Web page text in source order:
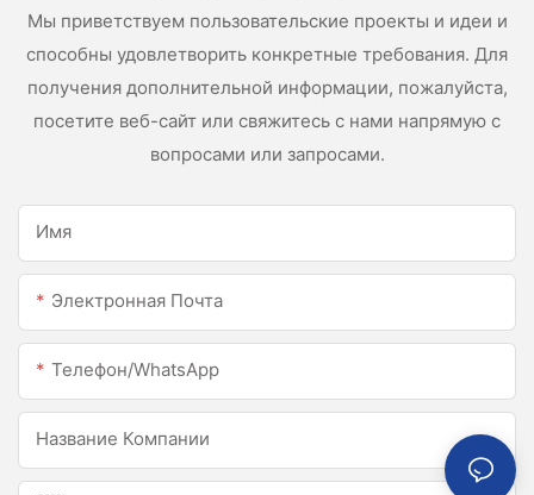
Мы приветствуем пользовательские проекты и идеи и
способны удовлетворить конкретные требования. Для
получения дополнительной информации, пожалуйста,
посетите веб-сайт или свяжитесь с нами напрямую с
вопросами или запросами.
Имя
Электронная Почта
Телефон/WhatsApp
Название Компании